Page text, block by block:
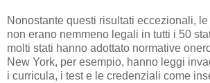
Nonostante questi risultati eccezionali,
non erano nemmeno legali in tutti i 50
molti stati hanno adottato normative
New York, per esempio, hanno leggi
i curricula, i test e le credenziali come